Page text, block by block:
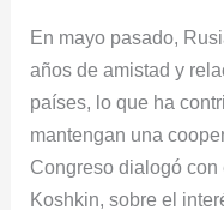
En mayo pasado,
años de amistad y
países, lo que ha
mantengan una
Congreso dialogó
Koshkin, sobre el
de
amistad